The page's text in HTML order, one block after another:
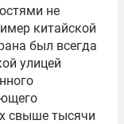
не
китайской
был всегда
улицей
свыше тысячи